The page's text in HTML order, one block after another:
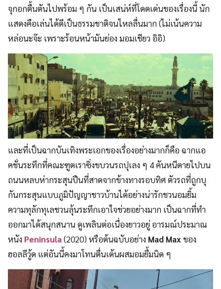
จุกอกตื้นตันไปพร้อม ๆ กัน เป็นเสน่ห์ที่โดดเด่นของเรื่องนี้ นัก
แสดงคือเล่นได้ดีเป็นธรรมชาติจนไหลลื่นมาก (ไม่เน้นความ
หล่อนะจ๊ะ เพราะร้อนหน้ามันย่อง มอมเชียว อิอิ)
และที่เป็นฉากบันเทิงพระเอกของเรื่องอย่างมากก็คือ ฉากแอ
คชั่นระทึกที่คณะฑูตเราซิ่งขบวนรถปุเลง ๆ 4 คันหนีตายไปบน
ถนนหลบห่ากระสุนปืนที่สาดจากข้างทางรอบทิศ ตัวรถที่ถูกบุ
กันกระสุนแบบภูมิปัญญาชาวบ้านได้อย่างน่ารักชวนอมยิ้ม
ความทุลักทุเลชวนลุ้นระทึกเอาใจช่วยอย่างมาก เป็นฉากที่ทำ
ออกมาได้สนุกสนาน ดูเพลินต่อเนื่องยาวอยู่ อารมณ์ประมาณ
หนัง Peninsula(2020) หรือต้นฉบับอย่าง Mad Maxของ
ฮอลลีวู้ด แต่อันนี้คงมาโทนตื่นเต้นผสมอมยื้มนิด ๆ